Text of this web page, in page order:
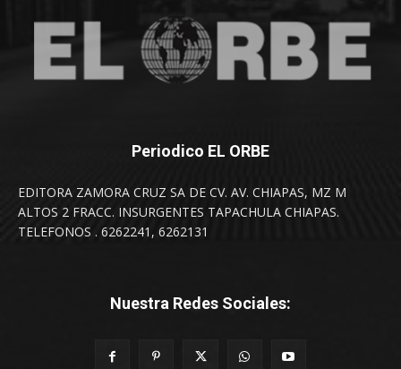
Periodico EL ORBE
EDITORA ZAMORA CRUZ SA DE CV. AV. CHIAPAS, MZ M
ALTOS 2 FRACC. INSURGENTES TAPACHULA CHIAPAS.
TELEFONOS . 6262241, 6262131
Nuestra Redes Sociales: